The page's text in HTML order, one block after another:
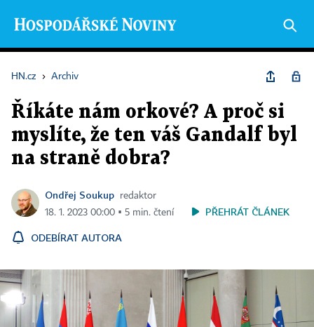
HN.cz › Archiv
Říkáte nám orkové? A proč si
myslíte, že ten váš Gandalf byl
na straně dobra?
Ondřej Soukup
redaktor
18. 1. 2023 00:00 ▪ 5 min. čtení
PŘEHRÁT ČLÁNEK
ODEBÍRAT AUTORA